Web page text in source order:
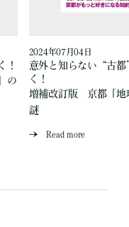
！
の
2024年07月04日
意外と知らない“古
く！
増補改訂版 京都「地
謎
Read more